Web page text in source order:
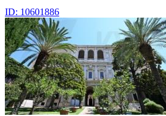
ID: 10601886